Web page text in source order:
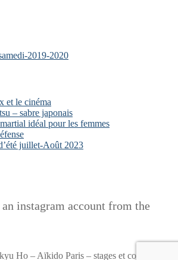
2019-2020
et le cinéma
– sabre japonais
idéal pour les femmes
juillet-Août 2023
an instagram account from the
Ho – Aïkido Paris – stages et cours à